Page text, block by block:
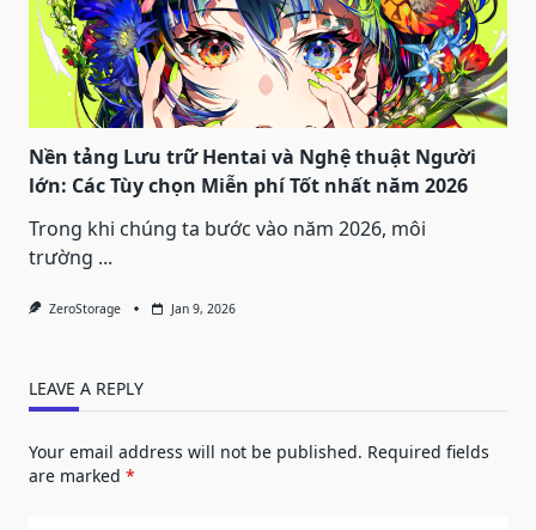
Nền tảng Lưu trữ Hentai và Nghệ thuật Người
lớn: Các Tùy chọn Miễn phí Tốt nhất năm 2026
Trong khi chúng ta bước vào năm 2026, môi
trường ...
ZeroStorage Jan 9, 2026
LEAVE A REPLY
Your email address will not be published. Required fields
are marked *